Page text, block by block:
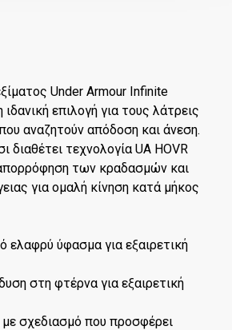
Under Armour Infinite
ιδανική επιλογή για τους λάτρεις
αναζητούν απόδοση και άνεση.
διαθέτει τεχνολογία UA HOVR
των κραδασμών και
για ομαλή κίνηση κατά μήκος
ελαφρύ ύφασμα για εξαιρετική
στη φτέρνα για εξαιρετική
σχεδιασμό που προσφέρει